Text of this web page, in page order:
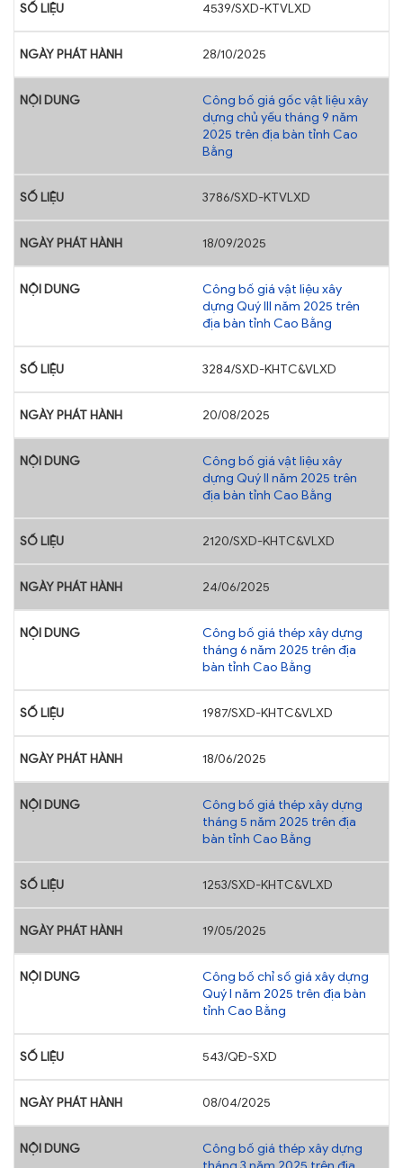
4539/SXD-KTVLXD
28/10/2025
Công bố giá gốc vật liệu xây
dựng chủ yếu tháng 9 năm
2025 trên địa bàn tỉnh Cao
Bằng
3786/SXD-KTVLXD
18/09/2025
Công bố giá vật liệu xây
dựng Quý III năm 2025 trên
địa bàn tỉnh Cao Bằng
3284/SXD-KHTC&VLXD
20/08/2025
Công bố giá vật liệu xây
dựng Quý II năm 2025 trên
địa bàn tỉnh Cao Bằng
2120/SXD-KHTC&VLXD
24/06/2025
Công bố giá thép xây dựng
tháng 6 năm 2025 trên địa
bàn tỉnh Cao Bằng
1987/SXD-KHTC&VLXD
18/06/2025
Công bố giá thép xây dựng
tháng 5 năm 2025 trên địa
bàn tỉnh Cao Bằng
1253/SXD-KHTC&VLXD
19/05/2025
Công bố chỉ số giá xây dựng
Quý I năm 2025 trên địa bàn
tỉnh Cao Bằng
543/QĐ-SXD
08/04/2025
Công bố giá thép xây dựng